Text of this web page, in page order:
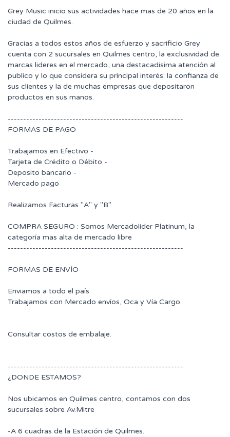
Grey Music inicio sus actividades hace mas de 20 años en la
ciudad de Quilmes.
Gracias a todos estos años de esfuerzo y sacrificio Grey
cuenta con 2 sucursales en Quilmes centro, la exclusividad de
marcas lideres en el mercado, una destacadisima atención al
publico y lo que considera su principal interés: la confianza de
sus clientes y la de muchas empresas que depositaron
productos en sus manos.
---------------------------------------------------------
FORMAS DE PAGO
Trabajamos en Efectivo -
Tarjeta de Crédito o Débito -
Deposito bancario -
Mercado pago
Realizamos Facturas "A" y "B"
COMPRA SEGURO : Somos Mercadolider Platinum, la
categoría mas alta de mercado libre
---------------------------------------------------------
FORMAS DE ENVÍO
Enviamos a todo el país
Trabajamos con Mercado envíos, Oca y Vía Cargo.
Consultar costos de embalaje.
---------------------------------------------------------
¿DONDE ESTAMOS?
Nos ubicamos en Quilmes centro, contamos con dos
sucursales sobre Av.Mitre
-A 6 cuadras de la Estación de Quilmes.